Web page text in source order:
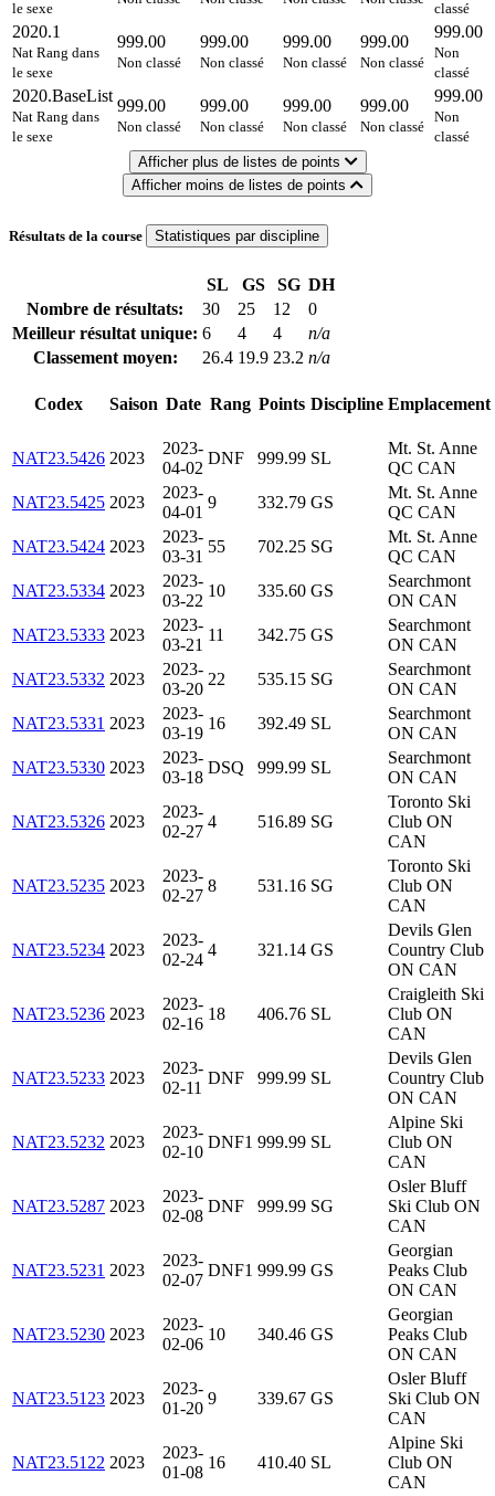
le sexe classé
2020.1
Nat Rang dans
le sexe
999.00
Non classé
999.00
Non classé
999.00
Non classé
999.00
Non classé
999.00
Non
classé
2020.BaseList
Nat Rang dans
le sexe
999.00
Non classé
999.00
Non classé
999.00
Non classé
999.00
Non classé
999.00
Non
classé
Afficher plus de listes de points
Afficher moins de listes de points
Résultats de la course Statistiques par discipline
SL GS SG DH
Nombre de résultats:
30 25 12
0
Meilleur résultat unique: 6 4 4
n/a
Classement moyen:
26.4 19.9 23.2 n/a
Codex Saison Date Rang Points Discipline Emplacement
NAT23.5426 2023
2023-
04-02
DNF 999.99 SL
Mt. St. Anne
QC CAN
NAT23.5425 2023
2023-
04-01
9 332.79 GS
Mt. St. Anne
QC CAN
NAT23.5424 2023
2023-
03-31
55 702.25 SG
Mt. St. Anne
QC CAN
NAT23.5334 2023
2023-
03-22
10 335.60 GS
Searchmont
ON CAN
NAT23.5333 2023
2023-
03-21
11 342.75 GS
Searchmont
ON CAN
NAT23.5332 2023
2023-
03-20
22 535.15 SG
Searchmont
ON CAN
NAT23.5331 2023
2023-
03-19
16 392.49 SL
Searchmont
ON CAN
NAT23.5330 2023
2023-
03-18
DSQ 999.99 SL
Searchmont
ON CAN
NAT23.5326 2023
2023-
02-27
4 516.89 SG
Toronto Ski
Club ON
CAN
NAT23.5235 2023
2023-
02-27
8 531.16 SG
Toronto Ski
Club ON
CAN
NAT23.5234 2023
2023-
02-24
4 321.14 GS
Devils Glen
Country Club
ON CAN
NAT23.5236 2023
2023-
02-16
18 406.76 SL
Craigleith Ski
Club ON
CAN
NAT23.5233 2023
2023-
02-11
DNF 999.99 SL
Devils Glen
Country Club
ON CAN
NAT23.5232 2023
2023-
02-10
DNF1 999.99 SL
Alpine Ski
Club ON
CAN
NAT23.5287 2023
2023-
02-08
DNF 999.99 SG
Osler Bluff
Ski Club ON
CAN
NAT23.5231 2023
2023-
02-07
DNF1 999.99 GS
Georgian
Peaks Club
ON CAN
NAT23.5230 2023
2023-
02-06
10 340.46 GS
Georgian
Peaks Club
ON CAN
NAT23.5123 2023
2023-
01-20
9 339.67 GS
Osler Bluff
Ski Club ON
CAN
NAT23.5122 2023
2023-
01-08
16 410.40 SL
Alpine Ski
Club ON
CAN